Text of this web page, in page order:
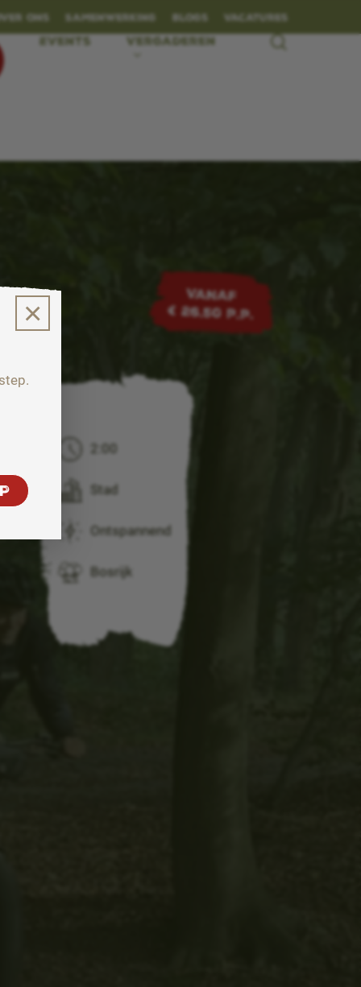
Over ons Samenwerking Blogs Vacatures
Events Vergaderen search
VANAF
€ 26,50 p.p.
2:00
Stad
Ontspannend
Bosrijk
×